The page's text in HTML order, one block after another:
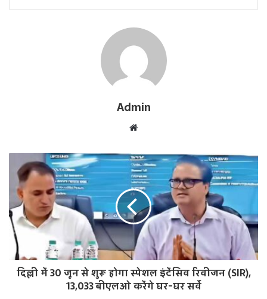
Admin
b
s
i
e
दिल्ली में 30 जून से शुरू होगा स्पेशल इंटेंसिव रिवीजन (SIR),
13,033 बीएलओ करेंगे घर-घर सर्वे